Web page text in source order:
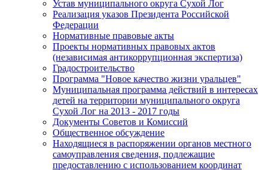
Устав муниципального округа Сухой Лог
Реализация указов Президента Российской
Федерации
Нормативные правовые акты
Проекты нормативных правовых актов
(независимая антикоррупционная экспертиза)
Градостроительство
Программа "Новое качество жизни уральцев"
Муниципальная программа действий в интересах
детей на территории муниципального округа
Сухой Лог на 2013 - 2017 годы
Документы Советов и Комиссий
Общественное обсуждение
Находящиеся в распоряжении органов местного
самоуправления сведения, подлежащие
предоставлению с использованием координат